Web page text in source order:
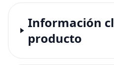
Información
producto